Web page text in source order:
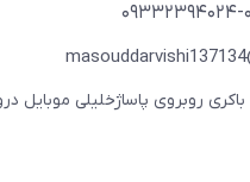
09332394024-
باکری روبروی پاساژخلیلی موبایل